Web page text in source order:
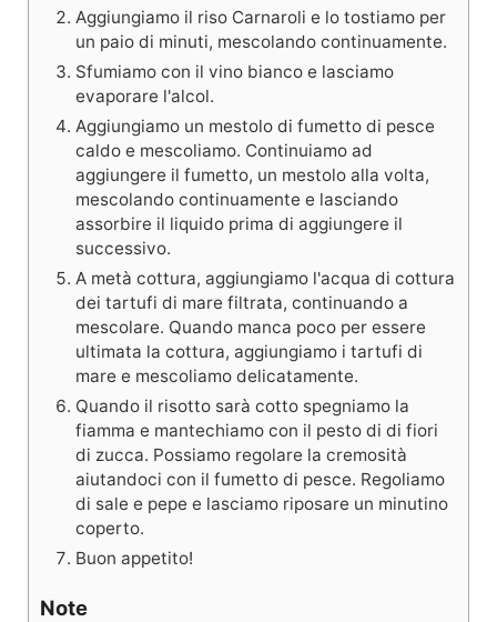
Aggiungiamo il riso Carnaroli e lo tostiamo per
un paio di minuti, mescolando continuamente.
Sfumiamo con il vino bianco e lasciamo
evaporare l'alcol.
Aggiungiamo un mestolo di fumetto di pesce
caldo e mescoliamo. Continuiamo ad
aggiungere il fumetto, un mestolo alla volta,
mescolando continuamente e lasciando
assorbire il liquido prima di aggiungere il
successivo.
A metà cottura, aggiungiamo l'acqua di cottura
dei tartufi di mare filtrata, continuando a
mescolare. Quando manca poco per essere
ultimata la cottura, aggiungiamo i tartufi di
mare e mescoliamo delicatamente.
Quando il risotto sarà cotto spegniamo la
fiamma e mantechiamo con il pesto di di fiori
di zucca. Possiamo regolare la cremosità
aiutandoci con il fumetto di pesce. Regoliamo
di sale e pepe e lasciamo riposare un minutino
coperto.
Buon appetito!
Note